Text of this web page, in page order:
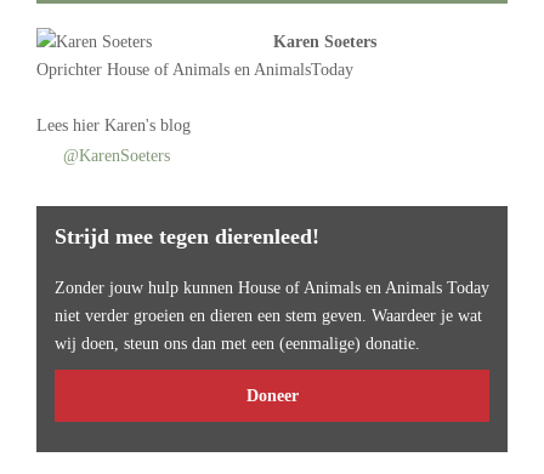
Karen Soeters
Oprichter House of Animals en AnimalsToday
Lees hier Karen's blog
@KarenSoeters
Strijd mee tegen dierenleed!
Zonder jouw hulp kunnen House of Animals en Animals Today
niet verder groeien en dieren een stem geven. Waardeer je wat
wij doen, steun ons dan met een (eenmalige) donatie.
Doneer